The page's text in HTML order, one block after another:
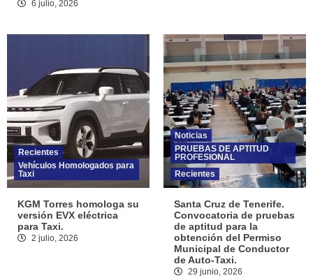
6 julio, 2026
Recientes
Vehículos Homologados para
Taxi
KGM Torres homologa su
versión EVX eléctrica
para Taxi.
2 julio, 2026
Noticias
PRUEBAS DE APTITUD
PROFESIONAL
Recientes
Santa Cruz de Tenerife.
Convocatoria de pruebas
de aptitud para la
obtención del Permiso
Municipal de Conductor
de Auto-Taxi.
29 junio, 2026